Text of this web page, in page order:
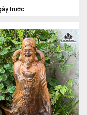
trước